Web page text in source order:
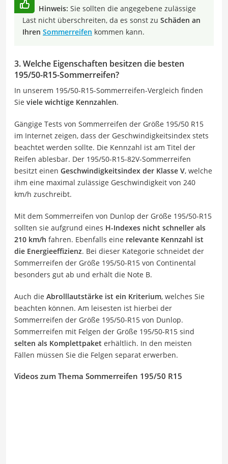
Hinweis: Sie sollten die angegebene zulässige
Last nicht überschreiten, da es sonst zu Schäden an
Ihren Sommerreifen kommen kann.
3. Welche Eigenschaften besitzen die besten
195/50-R15-Sommerreifen?
In unserem 195/50-R15-Sommerreifen-Vergleich finden
Sie viele wichtige Kennzahlen.
Gängige Tests von Sommerreifen der Größe 195/50 R15
im Internet zeigen, dass der Geschwindigkeitsindex stets
beachtet werden sollte. Die Kennzahl ist am Titel der
Reifen ablesbar. Der 195/50-R15-82V-Sommerreifen
besitzt einen Geschwindigkeitsindex der Klasse V, welche
ihm eine maximal zulässige Geschwindigkeit von 240
km/h zuschreibt.
Mit dem Sommerreifen von Dunlop der Größe 195/50-R15
sollten sie aufgrund eines H-Indexes nicht schneller als
210 km/h fahren. Ebenfalls eine relevante Kennzahl ist
die Energieeffizienz. Bei dieser Kategorie schneidet der
Sommerreifen der Größe 195/50-R15 von Continental
besonders gut ab und erhält die Note B.
Auch die Abrolllautstärke ist ein Kriterium, welches Sie
beachten können. Am leisesten ist hierbei der
Sommerreifen der Größe 195/50-R15 von Dunlop.
Sommerreifen mit Felgen der Größe 195/50-R15 sind
selten als Komplettpaket erhältlich. In den meisten
Fällen müssen Sie die Felgen separat erwerben.
Videos zum Thema Sommerreifen 195/50 R15